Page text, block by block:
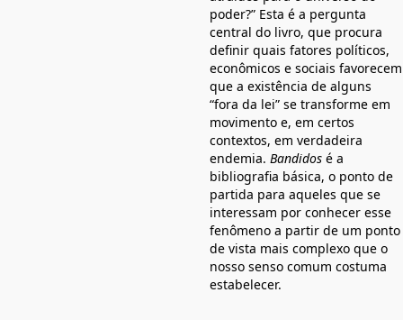
poder?” Esta é a pergunta
central do livro, que procura
definir quais fatores políticos,
econômicos e sociais favorecem
que a existência de alguns
“fora da lei” se transforme em
movimento e, em certos
contextos, em verdadeira
endemia. Bandidos é a
bibliografia básica, o ponto de
partida para aqueles que se
interessam por conhecer esse
fenômeno a partir de um ponto
de vista mais complexo que o
nosso senso comum costuma
estabelecer.